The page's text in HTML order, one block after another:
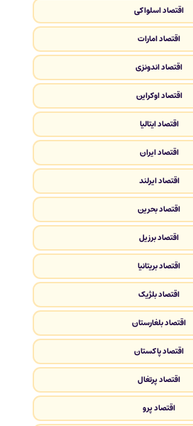
اقتصاد اسلواکی
اقتصاد امارات
اقتصاد اندونزی
اقتصاد اوکراین
اقتصاد ایتالیا
اقتصاد ایران
اقتصاد ایرلند
اقتصاد بحرین
اقتصاد برزیل
اقتصاد بریتانیا
اقتصاد بلژیک
اقتصاد بلغارستان
اقتصاد پاکستان
اقتصاد پرتغال
اقتصاد پرو